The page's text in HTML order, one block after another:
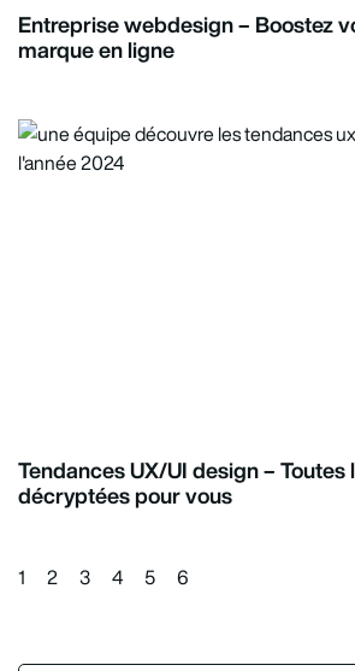
Entreprise webdesign – Boostez
marque en ligne
Tendances UX/UI design – Toutes
décryptées pour vous
1 2 3 4 5 6